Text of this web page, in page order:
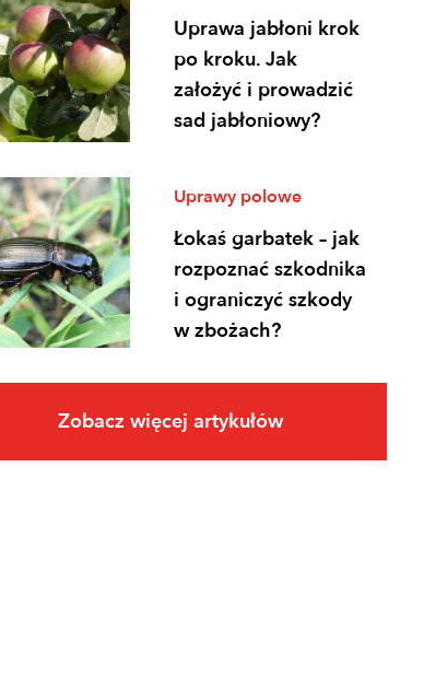
Uprawa jabłoni krok
po kroku. Jak
założyć i prowadzić
sad jabłoniowy?
Uprawy polowe
Łokaś garbatek – jak
rozpoznać szkodnika
i ograniczyć szkody
w zbożach?
Zobacz więcej artykułów